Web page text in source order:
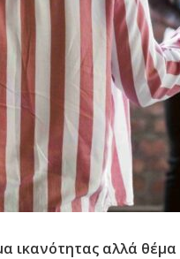
ικανότητας αλλά θέμα